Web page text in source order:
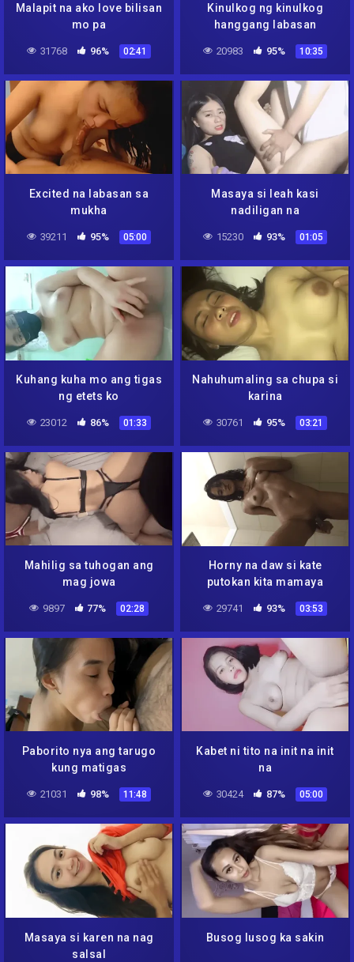
Malapit na ako love bilisan
mo pa
31768 96% 02:41
Kinulkog ng kinulkog
hanggang labasan
20983 95% 10:35
Excited na labasan sa
mukha
39211 95% 05:00
Masaya si leah kasi
nadiligan na
15230 93% 01:05
Kuhang kuha mo ang tigas
ng etets ko
23012 86% 01:33
Nahuhumaling sa chupa si
karina
30761 95% 03:21
Mahilig sa tuhogan ang
mag jowa
9897 77% 02:28
Horny na daw si kate
putokan kita mamaya
29741 93% 03:53
Paborito nya ang tarugo
kung matigas
21031 98% 11:48
Kabet ni tito na init na init
na
30424 87% 05:00
Masaya si karen na nag
salsal
Busog lusog ka sakin